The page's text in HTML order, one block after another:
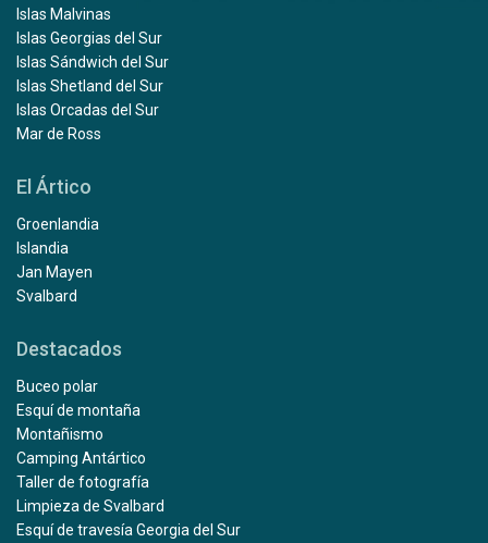
Islas Malvinas
Islas Georgias del Sur
Islas Sándwich del Sur
Islas Shetland del Sur
Islas Orcadas del Sur
Mar de Ross
El Ártico
Groenlandia
Islandia
Jan Mayen
Svalbard
Destacados
Buceo polar
Esquí de montaña
Montañismo
Camping Antártico
Taller de fotografía
Limpieza de Svalbard
Esquí de travesía Georgia del Sur